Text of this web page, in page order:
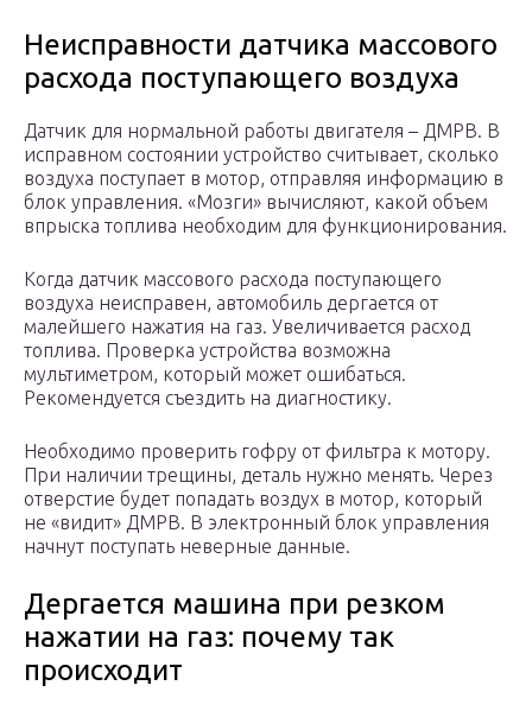
Неисправности датчика массового
расхода поступающего воздуха
Датчик для нормальной работы двигателя – ДМРВ. В
исправном состоянии устройство считывает, сколько
воздуха поступает в мотор, отправляя информацию в
блок управления. «Мозги» вычисляют, какой объем
впрыска топлива необходим для функционирования.
Когда датчик массового расхода поступающего
воздуха неисправен, автомобиль дергается от
малейшего нажатия на газ. Увеличивается расход
топлива. Проверка устройства возможна
мультиметром, который может ошибаться.
Рекомендуется съездить на диагностику.
Необходимо проверить гофру от фильтра к мотору.
При наличии трещины, деталь нужно менять. Через
отверстие будет попадать воздух в мотор, который
не «видит» ДМРВ. В электронный блок управления
начнут поступать неверные данные.
Дергается машина при резком
нажатии на газ: почему так
происходит